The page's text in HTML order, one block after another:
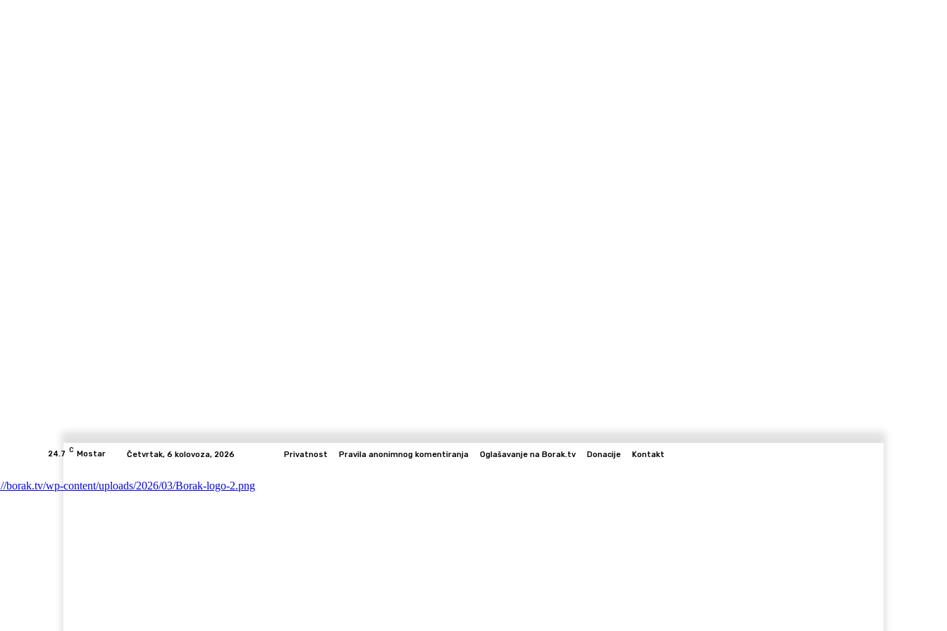
24.7 C Mostar Četvrtak, 6 kolovoza, 2026 Privatnost Pravila anonimnog komentiranja Oglašavanje na Borak.tv Donacije Kontakt